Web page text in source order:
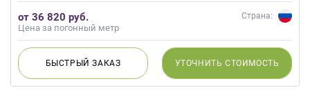
от 36 820 руб.
Цена за погонный метр
Страна:
БЫСТРЫЙЗАКАЗ УТОЧНИТЬ СТОИМОСТЬ